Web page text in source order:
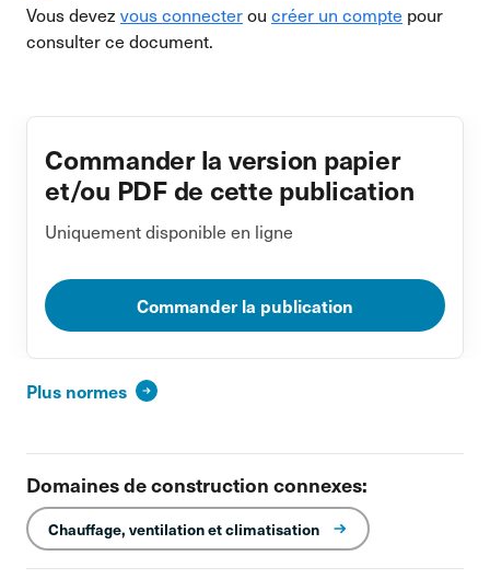
Vous devez vous connecterou créer un compte pour
consulter ce document.
Commander la version papier
et/ou PDF de cette publication
Uniquement disponible en ligne
Commander la publication
Plus normes
Domaines de construction connexes:
Chauffage, ventilation et climatisation